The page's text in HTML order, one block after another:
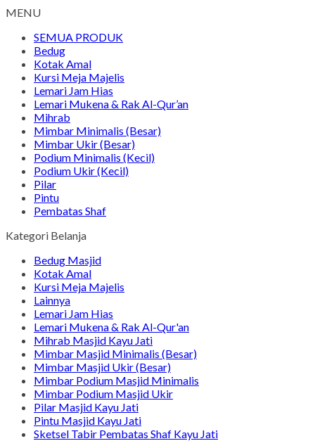
MENU
SEMUA PRODUK
Bedug
Kotak Amal
Kursi Meja Majelis
Lemari Jam Hias
Lemari Mukena & Rak Al-Qur’an
Mihrab
Mimbar Minimalis (Besar)
Mimbar Ukir (Besar)
Podium Minimalis (Kecil)
Podium Ukir (Kecil)
Pilar
Pintu
Pembatas Shaf
Kategori Belanja
Bedug Masjid
Kotak Amal
Kursi Meja Majelis
Lainnya
Lemari Jam Hias
Lemari Mukena & Rak Al-Qur'an
Mihrab Masjid Kayu Jati
Mimbar Masjid Minimalis (Besar)
Mimbar Masjid Ukir (Besar)
Mimbar Podium Masjid Minimalis
Mimbar Podium Masjid Ukir
Pilar Masjid Kayu Jati
Pintu Masjid Kayu Jati
Sketsel Tabir Pembatas Shaf Kayu Jati